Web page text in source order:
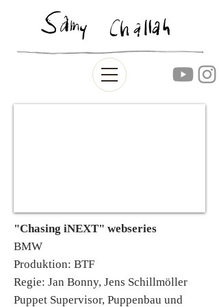
"Chasing iNEXT" webseries
BMW
Produktion: BTF
Regie: Jan Bonny, Jens Schillmöller
Puppet Supervisor, Puppenbau und